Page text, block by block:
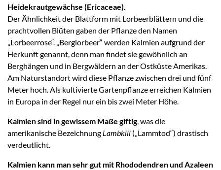
Heidekrautgewächse (Ericaceae).
Der Ähnlichkeit der Blattform mit Lorbeerblättern und die
prachtvollen Blüten gaben der Pflanze den Namen
„Lorbeerrose“. „Berglorbeer“ werden Kalmien aufgrund der
Herkunft genannt, denn man findet sie gewöhnlich an
Berghängen und in Bergwäldern an der Ostküste Amerikas.
Am Naturstandort wird diese Pflanze zwischen drei und fünf
Meter hoch. Als kultivierte Gartenpflanze erreichen Kalmien
in Europa in der Regel nur ein bis zwei Meter Höhe.
Kalmien sind in gewissem Maße giftig, was die
amerikanische Bezeichnung Lambkill („Lammtod“) drastisch
verdeutlicht.
Kalmien kann man sehr gut mit Rhododendren und Azaleen